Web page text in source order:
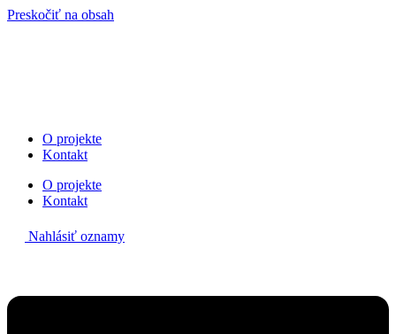
Preskočiť na obsah
O projekte
Kontakt
O projekte
Kontakt
Nahlásiť oznamy